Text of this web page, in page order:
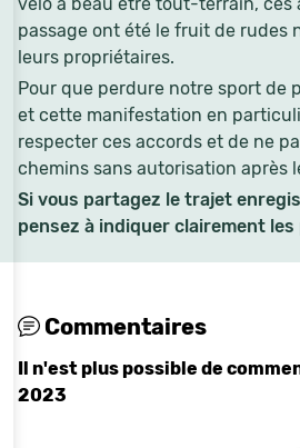
passage ont été le fruit de rudes
leurs propriétaires.
Pour que perdure notre sport de
et cette manifestation en
respecter ces accords et de ne
chemins sans autorisation après
Si vous partagez le trajet
pensez à indiquer clairement
Commentaires
Il n'est plus possible de
2023